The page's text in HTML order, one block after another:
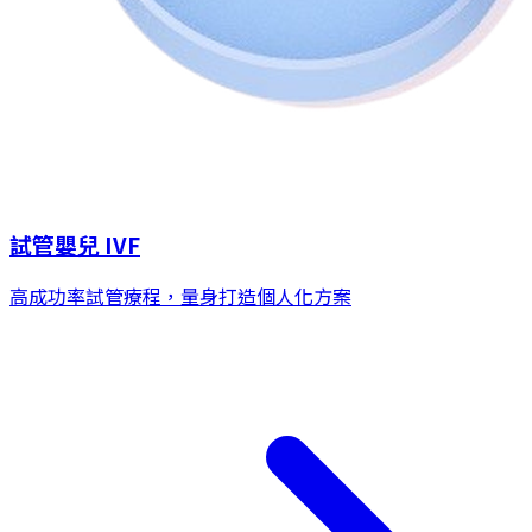
試管嬰兒 IVF
高成功率試管療程，量身打造個人化方案